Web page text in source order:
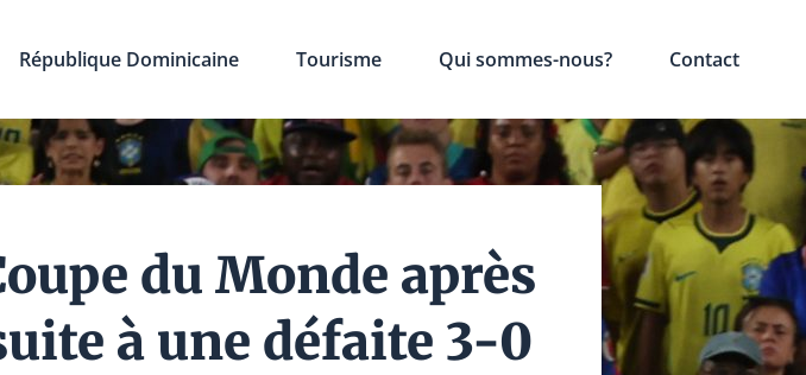
République Dominicaine Tourisme Qui sommes-nous? Contact
du Monde après
à une défaite 3-0